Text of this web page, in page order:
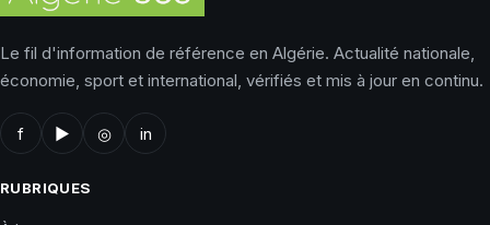
Le fil d'information de référence en Algérie. Actualité nationale,
économie, sport et international, vérifiés et mis à jour en continu.
f ▶ ◎ in
RUBRIQUES